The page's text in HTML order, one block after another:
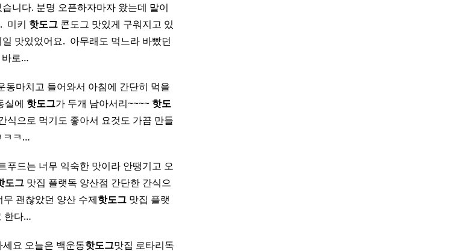
니다. 분명 오픈하자마자 왔는데 말이
미키 핫도그콘도그 맛있게 구워지고 있
맛있었어요. ​ 아무래도 먹느라 바빴던
바로…
동마치고 들어와서 아침에 간단히 먹을
실에 핫도그가 두개 남아서리~~~~ 핫도
식으로 먹기도 좋아서 요것도 가끔 만들
ㅋㅋ…
푸드는 너무 익숙한 맛이라 안땡기고 오
도그맛집 플랫독 양산점 간단한 간식으
괜찮았던 양산 수제핫도그맛집 플랫
한다…
요 오늘은 백운동핫도그맛집 로타리독